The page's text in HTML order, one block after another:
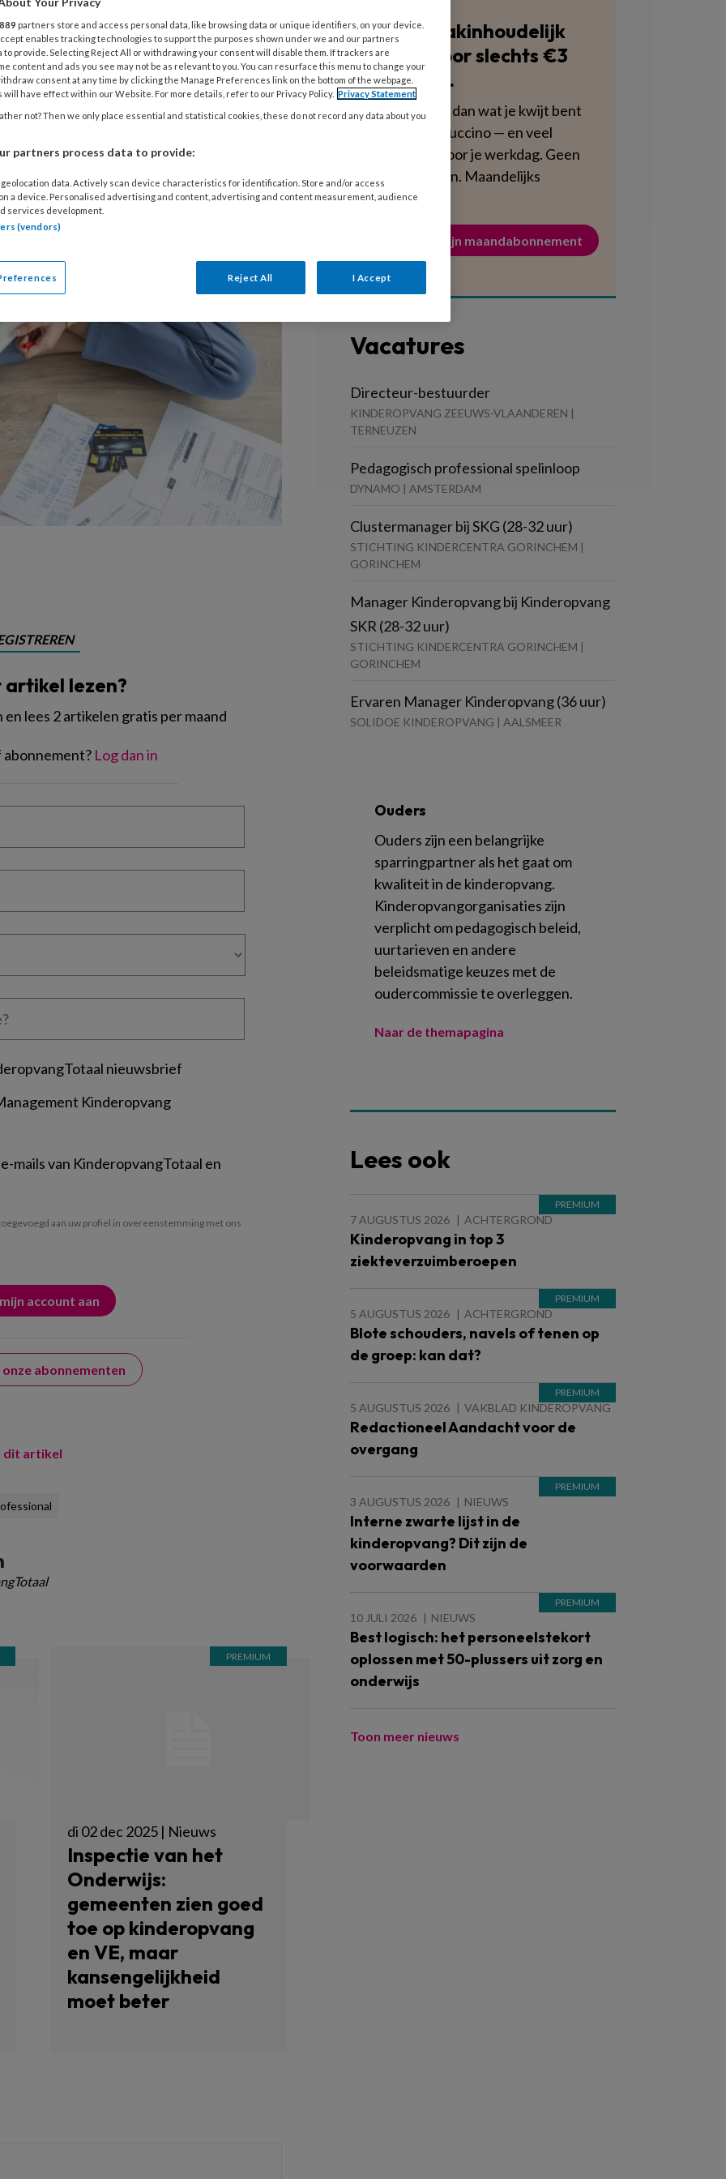
ervoor kunnen zorgen dat een kind
stress op de groep is, dan is dat
van het Nederlands Centrum
het project “Omgaan met
lezen?
lees 2 artikelen gratis per maand
Log dan in
nieuwsbrief
Kinderopvang
mails van KinderopvangTotaal en
aan uw profiel in overeenstemming met ons
abonnementen
dit artikel
di 02 dec 2025 | Nieuws
Inspectie van het
Onderwijs:
gemeenten zien goed
toe op kinderopvang
en VE, maar
kansengelijkheid
moet beter
Blijf vakinhoudelijk
scherp voor slechts €3
per week.
Dat is minder dan wat je kwijt bent
aan een cappuccino — en veel
voedzamer voor je werkdag. Geen
verplichtingen. Maandelijks
opzegbaar.
Activeer mijn maandabonnement
Vacatures
Directeur-bestuurder
KINDEROPVANG ZEEUWS-VLAANDEREN |
TERNEUZEN
Pedagogisch professional spelinloop
DYNAMO | AMSTERDAM
Clustermanager bij SKG (28-32 uur)
STICHTING KINDERCENTRA GORINCHEM |
GORINCHEM
Manager Kinderopvang bij Kinderopvang
SKR (28-32 uur)
STICHTING KINDERCENTRA GORINCHEM |
GORINCHEM
Ervaren Manager Kinderopvang (36 uur)
SOLIDOE KINDEROPVANG | AALSMEER
Ouders
Ouders zijn een belangrijke
sparringpartner als het gaat om
kwaliteit in de kinderopvang.
Kinderopvangorganisaties zijn
verplicht om pedagogisch beleid,
uurtarieven en andere
beleidsmatige keuzes met de
oudercommissie te overleggen.
Naar de themapagina
Lees ook
7 AUGUSTUS 2026 ACHTERGROND
Kinderopvang in top 3
ziekteverzuimberoepen
5 AUGUSTUS 2026 ACHTERGROND
Blote schouders, navels of tenen op
de groep: kan dat?
5 AUGUSTUS 2026 VAKBLAD KINDEROPVANG
Redactioneel Aandacht voor de
overgang
3 AUGUSTUS 2026 NIEUWS
Interne zwarte lijst in de
kinderopvang? Dit zijn de
voorwaarden
10 JULI 2026 NIEUWS
Best logisch: het personeelstekort
oplossen met 50-plussers uit zorg en
onderwijs
Toon meer nieuws
889 partners store and access personal data, like browsing data or unique identifiers, on your device.
enables tracking technologies to support the purposes shown under we and our partners
to provide. Selecting Reject All or withdrawing your consent will disable them. If trackers are
content and ads you see may not be as relevant to you. You can resurface this menu to change your
consent at any time by clicking the Manage Preferences link on the bottom of the webpage.
will have effect within our Website. For more details, refer to our Privacy Policy. Privacy Statement
not? Then we only place essential and statistical cookies, these do not record any data about you
partners process data to provide:
data. Actively scan device characteristics for identification. Store and/or access
a device. Personalised advertising and content, advertising and content measurement, audience
services development.
(vendors)
Reject All I Accept